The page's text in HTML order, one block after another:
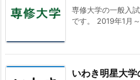
専修大学の一般入
です。 2019年1月
いわき明星大